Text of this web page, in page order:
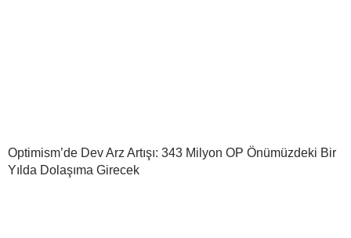
Optimism’de Dev Arz Artışı: 343 Milyon OP Önümüzdeki Bir
Yılda Dolaşıma Girecek